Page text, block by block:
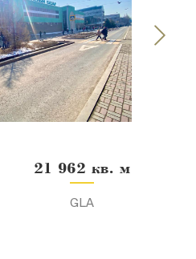
21 962 кв. м
GLA